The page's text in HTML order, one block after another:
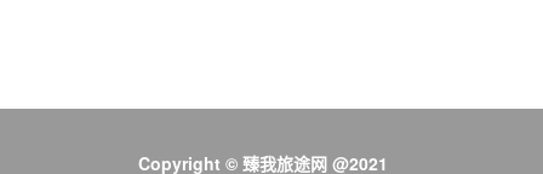
Copyright © 臻我旅途网 @2021